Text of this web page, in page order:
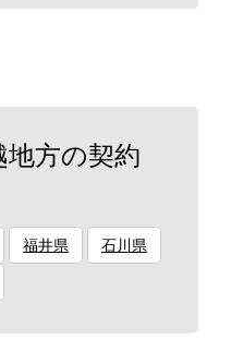
地方の契約
福井県 石川県